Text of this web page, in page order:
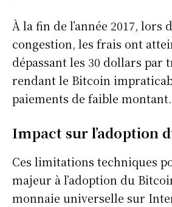
À la fin de l’année 2017, lors
congestion, les frais ont
dépassant les 30 dollars par
rendant le Bitcoin
paiements de faible montant.
Impact sur l’adoption
Ces limitations techniques
majeur à l’adoption du
monnaie universelle sur